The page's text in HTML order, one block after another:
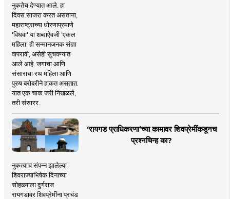
नुकतेच देण्यात आले. हा
दिवस साजरा करत असताना,
महाराष्ट्राच्या धोरणाप्रमाणे
'विधवा' या शब्दाऐवजी 'एकल
महिला' ही सन्मानजनक संज्ञा
वापरावी, असेही सुचवण्यात
आले आहे. जगाचा आणि
संसाराचा रथ महिला आणि
पुरुष बरोबरीने हाकत असतात.
यात एक चाक जरी निखळले,
तरी संसारर..
‘रायगड प्राधिकरणा’च्या कामावर शिवप्रेमींकडूनच
प्रश्नचिन्ह का?
नुकत्याच संपन्न झालेल्या
शिवराज्याभिषेक दिनाच्या
सोहळ्याला दुर्गराज
रायगडावर शिवप्रेमींना प्रचंड